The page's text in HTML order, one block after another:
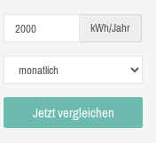
kWh/Jahr
Jetzt vergleichen